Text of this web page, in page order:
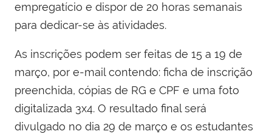
empregatício e dispor de 20 horas semanais
para dedicar-se às atividades.
As inscrições podem ser feitas de 15 a 19 de
março, por e-mail contendo: ficha de inscrição
preenchida, cópias de RG e CPF e uma foto
digitalizada 3x4. O resultado final será
divulgado no dia 29 de março e os estudantes